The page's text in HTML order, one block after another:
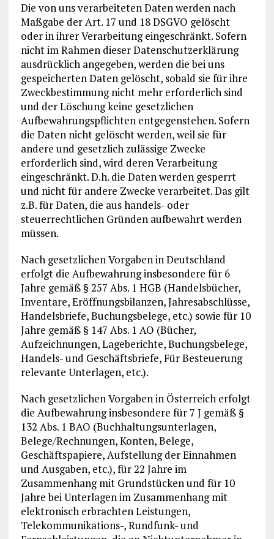
Die von uns verarbeiteten Daten werden nach
Maßgabe der Art. 17 und 18 DSGVO gelöscht
oder in ihrer Verarbeitung eingeschränkt. Sofern
nicht im Rahmen dieser Datenschutzerklärung
ausdrücklich angegeben, werden die bei uns
gespeicherten Daten gelöscht, sobald sie für ihre
Zweckbestimmung nicht mehr erforderlich sind
und der Löschung keine gesetzlichen
Aufbewahrungspflichten entgegenstehen. Sofern
die Daten nicht gelöscht werden, weil sie für
andere und gesetzlich zulässige Zwecke
erforderlich sind, wird deren Verarbeitung
eingeschränkt. D.h. die Daten werden gesperrt
und nicht für andere Zwecke verarbeitet. Das gilt
z.B. für Daten, die aus handels- oder
steuerrechtlichen Gründen aufbewahrt werden
müssen.
Nach gesetzlichen Vorgaben in Deutschland
erfolgt die Aufbewahrung insbesondere für 6
Jahre gemäß § 257 Abs. 1 HGB (Handelsbücher,
Inventare, Eröffnungsbilanzen, Jahresabschlüsse,
Handelsbriefe, Buchungsbelege, etc.) sowie für 10
Jahre gemäß § 147 Abs. 1 AO (Bücher,
Aufzeichnungen, Lageberichte, Buchungsbelege,
Handels- und Geschäftsbriefe, Für Besteuerung
relevante Unterlagen, etc.).
Nach gesetzlichen Vorgaben in Österreich erfolgt
die Aufbewahrung insbesondere für 7 J gemäß §
132 Abs. 1 BAO (Buchhaltungsunterlagen,
Belege/Rechnungen, Konten, Belege,
Geschäftspapiere, Aufstellung der Einnahmen
und Ausgaben, etc.), für 22 Jahre im
Zusammenhang mit Grundstücken und für 10
Jahre bei Unterlagen im Zusammenhang mit
elektronisch erbrachten Leistungen,
Telekommunikations-, Rundfunk- und